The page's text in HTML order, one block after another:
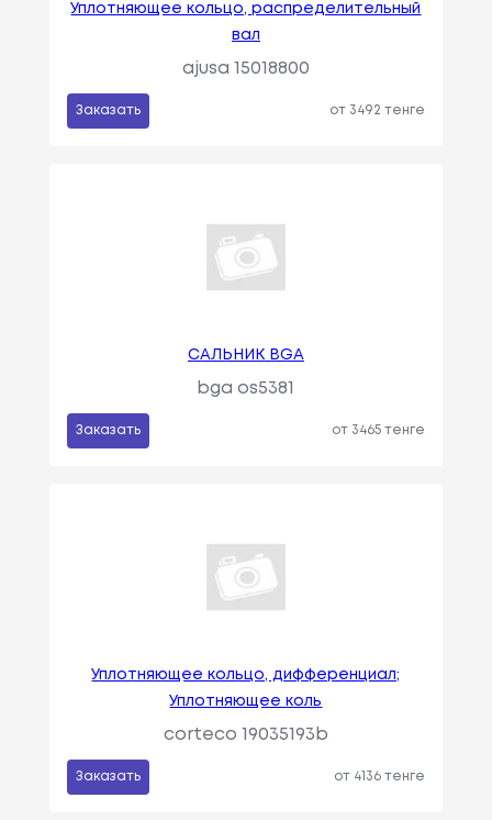
Уплотняющее кольцо, распределительный
вал
ajusa 15018800
Заказать от 3492 тенге
САЛЬНИК BGA
bga os5381
Заказать от 3465 тенге
Уплотняющее кольцо, дифференциал;
Уплотняющее коль
corteco 19035193b
Заказать от 4136 тенге